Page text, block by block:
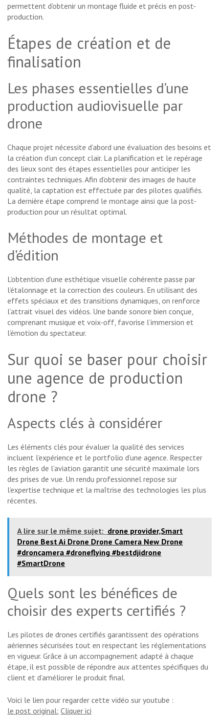
permettent d’obtenir un montage fluide et précis en post-
production.
Étapes de création et de
finalisation
Les phases essentielles d’une
production audiovisuelle par
drone
Chaque projet nécessite d’abord une évaluation des besoins et
la création d’un concept clair. La planification et le repérage
des lieux sont des étapes essentielles pour anticiper les
contraintes techniques. Afin d’obtenir des images de haute
qualité, la captation est effectuée par des pilotes qualifiés.
La dernière étape comprend le montage ainsi que la post-
production pour un résultat optimal.
Méthodes de montage et
d’édition
L’obtention d’une esthétique visuelle cohérente passe par
l’étalonnage et la correction des couleurs. En utilisant des
effets spéciaux et des transitions dynamiques, on renforce
l’attrait visuel des vidéos. Une bande sonore bien conçue,
comprenant musique et voix-off, favorise l’immersion et
l’émotion du spectateur.
Sur quoi se baser pour choisir
une agence de production
drone ?
Aspects clés à considérer
Les éléments clés pour évaluer la qualité des services
incluent l’expérience et le portfolio d’une agence. Respecter
les règles de l’aviation garantit une sécurité maximale lors
des prises de vue. Un rendu professionnel repose sur
l’expertise technique et la maîtrise des technologies les plus
récentes.
A lire sur le même sujet: drone provider,Smart
Drone Best Ai Drone Drone Camera New Drone
#droncamera #droneflying #bestdjidrone
#SmartDrone
Quels sont les bénéfices de
choisir des experts certifiés ?
Les pilotes de drones certifiés garantissent des opérations
aériennes sécurisées tout en respectant les réglementations
en vigueur. Grâce à un accompagnement adapté à chaque
étape, il est possible de répondre aux attentes spécifiques du
client et d’améliorer le produit final.
Voici le lien pour regarder cette vidéo sur youtube :
le post original: Cliquer ici